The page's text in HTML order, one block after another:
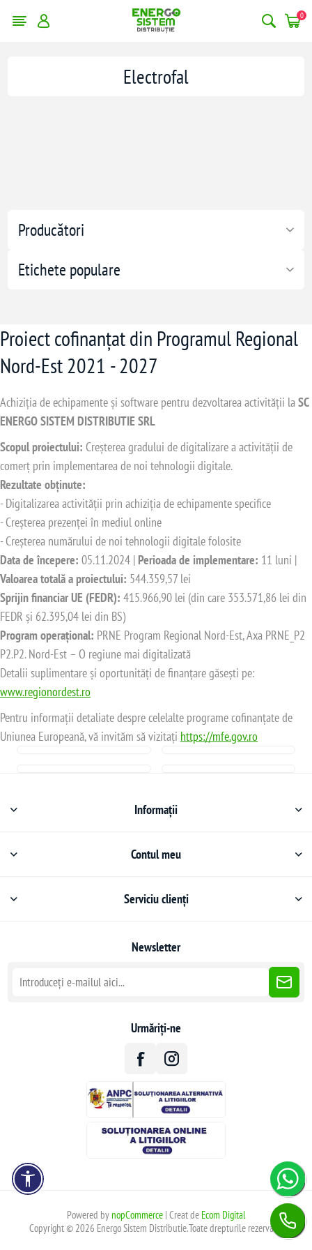
0
Producători
Etichete populare
Electrofal
Proiect cofinanțat din Programul Regional
Nord-Est 2021 - 2027
Achiziția de echipamente și software pentru dezvoltarea activității laSC
ENERGO SISTEM DISTRIBUTIE SRL
Scopul proiectului: Creșterea gradului de digitalizare a activității de
comerț prin implementarea de noi tehnologii digitale.
Rezultate obținute:
- Digitalizarea activității prin achiziția de echipamente specifice
- Creșterea prezenței în mediul online
- Creșterea numărului de noi tehnologii digitale folosite
Data de începere: 05.11.2024 | Perioada de implementare: 11 luni |
Valoarea totală a proiectului: 544.359,57 lei
Sprijin financiar UE (FEDR): 415.966,90 lei (din care 353.571,86 lei din
FEDR și 62.395,04 lei din BS)
Program operațional: PRNE Program Regional Nord-Est, Axa PRNE_P2
P2.P2. Nord-Est – O regiune mai digitalizată
Detalii suplimentare și oportunități de finanțare găsești pe:
www.regionordest.ro
Pentru informații detaliate despre celelalte programe cofinanțate de
Uniunea Europeană, vă invităm să vizitați https://mfe.gov.ro
Informații
Contul meu
Serviciu clienți
Newsletter
Urmăriți-ne
Powered bynopCommerce| Creat de Ecom Digital
Copyright © 2026 Energo Sistem Distributie.Toate drepturile rezervate.